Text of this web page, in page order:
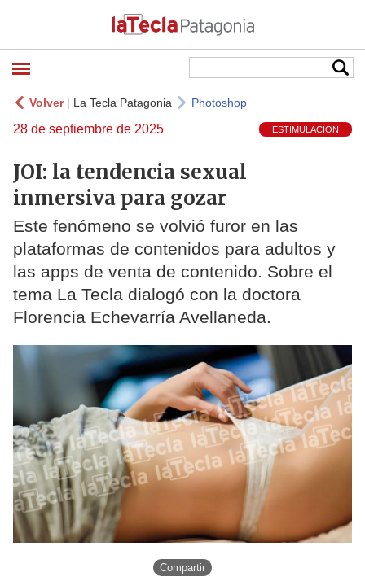
Volver| La Tecla Patagonia Photoshop
28 de septiembre de 2025 ESTIMULACION
JOI: la tendencia sexual
inmersiva para gozar
Este fenómeno se volvió furor en las
plataformas de contenidos para adultos y
las apps de venta de contenido. Sobre el
tema La Tecla dialogó con la doctora
Florencia Echevarría Avellaneda.
Compartir